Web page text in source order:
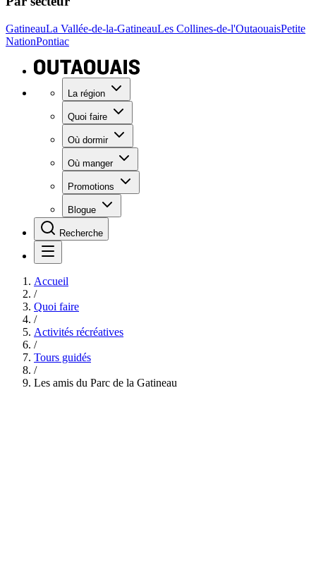
GatineauLa Vallée-de-la-GatineauLes Collines-de-l'OutaouaisPetite
NationPontiac
La région
Quoi faire
Où dormir
Où manger
Promotions
Blogue
Recherche
Accueil
/
Quoi faire
/
Activités récréatives
/
Tours guidés
/
Les amis du Parc de la Gatineau